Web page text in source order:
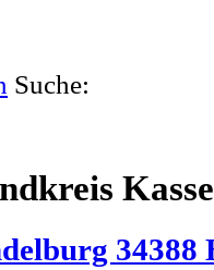
Suche:
34388